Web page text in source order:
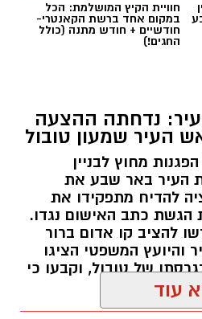
נדחתה ההצעה
מחוץ לבניין
להדיח מתפקידו את
הגשת כתב האישום נגדו.
להציב קו אדום ברור
והיועץ המשפטי הציגו
של טובול, וקבעו כי
המשפט.
עוד
אותך גם